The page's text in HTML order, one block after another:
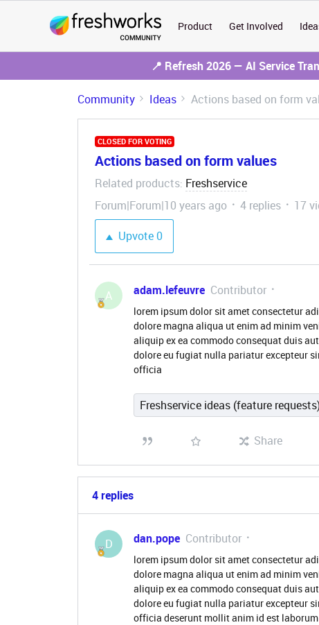
Product Get Involved
📍 Refresh 2026 — AI Service
Community Ideas Actions based on form
CLOSED FOR VOTING
Actions based on form values
Related products: Freshservice
Forum|Forum|10 years ago
4 replies
17
Upvote0
A adam.lefeuvre Contributor
lorem ipsum dolor sit amet consectetur
dolore magna aliqua ut enim ad minim
aliquip ex ea commodo consequat duis
dolore eu fugiat nulla pariatur excepteur
officia
Freshservice ideas (feature
Share
4 replies
D dan.pope Contributor
lorem ipsum dolor sit amet consectetur
dolore magna aliqua ut enim ad minim
aliquip ex ea commodo consequat duis
dolore eu fugiat nulla pariatur excepteur
officia deserunt mollit anim id est